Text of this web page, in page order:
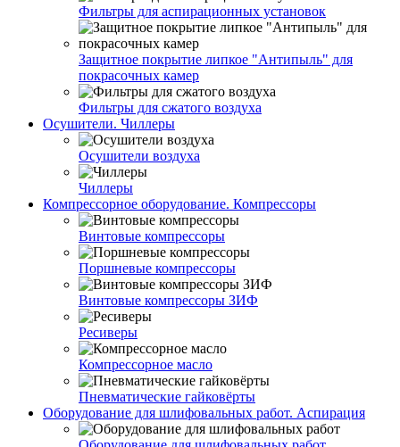
Фильтры для аспирационных установок
Защитное покрытие липкое "Антипыль" для
покрасочных камер
Фильтры для сжатого воздуха
Осушители. Чиллеры
Осушители воздуха
Чиллеры
Компрессорное оборудование. Компрессоры
Винтовые компрессоры
Поршневые компрессоры
Винтовые компрессоры ЗИФ
Ресиверы
Компрессорное масло
Пневматические гайковёрты
Оборудование для шлифовальных работ. Аспирация